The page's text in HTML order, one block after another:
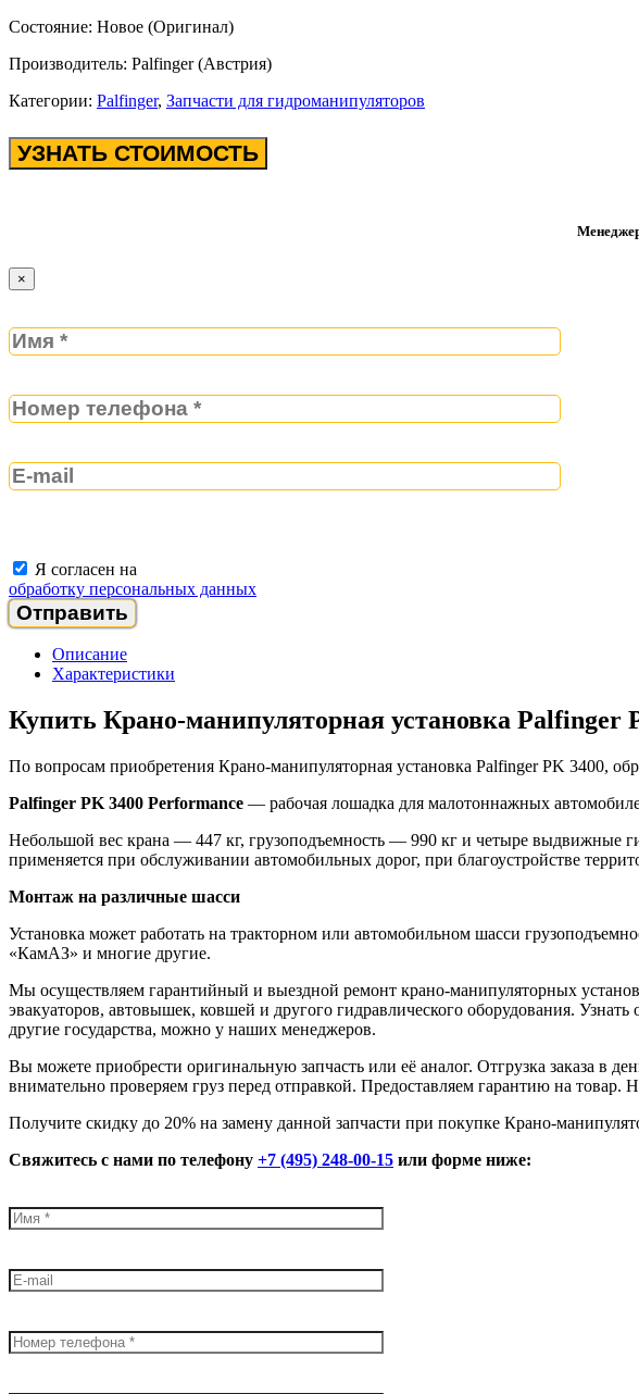
Состояние: Новое (Оригинал)
Производитель: Palfinger (Австрия)
Категории: Palfinger, Запчасти для гидроманипуляторов
УЗНАТЬ СТОИМОСТЬ
×
Я согласен на
обработку персональных данных
Описание
Характеристики
Купить Крано-манипуляторная установка Palfinger
По вопросам приобретения Крано-манипуляторная установка Palfinger PK 3400,
Palfinger PK 3400 Performance — рабочая лошадка для малотоннажных
Небольшой вес крана — 447 кг, грузоподъемность — 990 кг и четыре выдвижные
применяется при обслуживании автомобильных дорог, при благоустройстве
Монтаж на различные шасси
Установка может работать на тракторном или автомобильном шасси
«КамАЗ» и многие другие.
Мы осуществляем гарантийный и выездной ремонт крано-манипуляторных
эвакуаторов, автовышек, ковшей и другого гидравлического оборудования.
другие государства, можно у наших менеджеров.
Вы можете приобрести оригинальную запчасть или её аналог. Отгрузка заказа
внимательно проверяем груз перед отправкой. Предоставляем гарантию на
Получите скидку до 20% на замену данной запчасти при покупке Крано-
Свяжитесь с нами по телефону +7 (495) 248-00-15 или форме ниже: